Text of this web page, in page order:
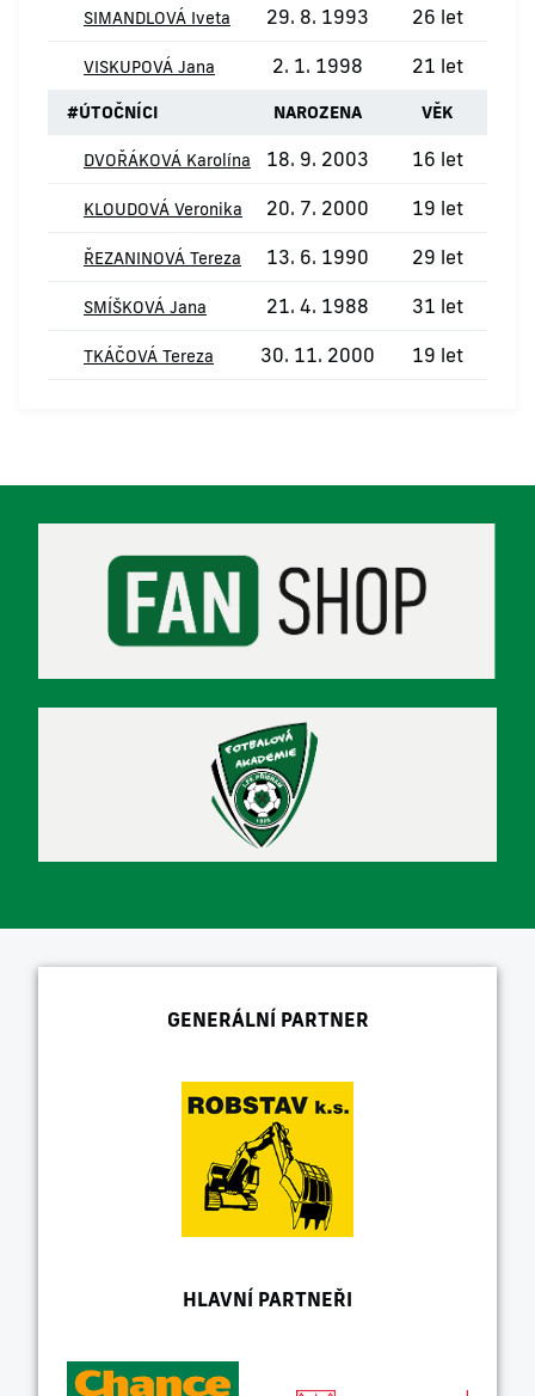
SIMANDLOVÁ Iveta 29. 8. 1993 26 let
VISKUPOVÁ Jana 2. 1. 1998 21 let
#ÚTOČNÍCI NAROZENA VĚK
DVOŘÁKOVÁ Karolína 18. 9. 2003 16 let
KLOUDOVÁ Veronika 20. 7. 2000 19 let
ŘEZANINOVÁ Tereza 13. 6. 1990 29 let
SMÍŠKOVÁ Jana 21. 4. 1988 31 let
TKÁČOVÁ Tereza 30. 11. 2000 19 let
GENERÁLNÍ PARTNER
HLAVNÍ PARTNEŘI